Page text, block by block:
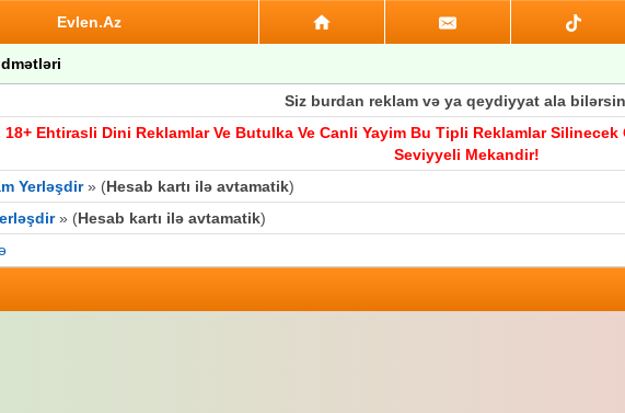
Evlen.Az
Siz burdan reklam və ya qeydiyyat ala
18+ Ehtirasli Dini Reklamlar Ve Butulka Ve Canli Yayim Bu Tipli Reklamlar
Seviyyeli Mekandir!
Yerləşdir» (Hesab kartı ilə avtamatik)
» (Hesab kartı ilə avtamatik)